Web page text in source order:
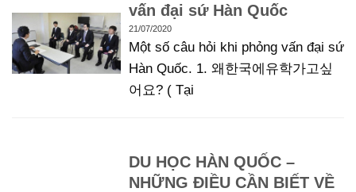
vấn đại sứ Hàn Quốc
21/07/2020
Một số câu hỏi khi phỏng vấn đại sứ
Hàn Quốc. 1. 왜한국에유학가고싶
어요? ( Tại
DU HỌC HÀN QUỐC –
NHỮNG ĐIỀU CẦN BIẾT VỀ